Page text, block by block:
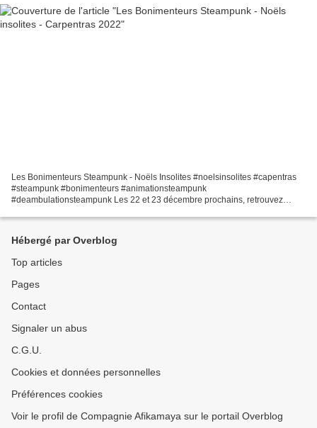
Les Bonimenteurs Steampunk - Noëls Insolites #noelsinsolites #capentras
#steampunk #bonimenteurs #animationsteampunk
#deambulationsteampunk Les 22 et 23 décembre prochains, retrouvez
Hébergé par Overblog
Top articles
Pages
Contact
Signaler un abus
C.G.U.
Cookies et données personnelles
Préférences cookies
Voir le profil de Compagnie Afikamaya sur le portail Overblog